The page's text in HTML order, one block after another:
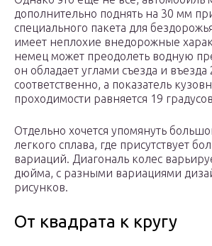
дополнительно поднять на 30 мм
специального пакета для
имеет неплохие внедорожные
немец может преодолеть водную
он обладает углами съезда и въезда
соответственно, а показатель
проходимости равняется 19
Отдельно хочется упомянуть
легкого сплава, где присутствует
вариаций. Диагональ колес
дюйма, с разными вариациями
рисунков.
От квадрата к кругу